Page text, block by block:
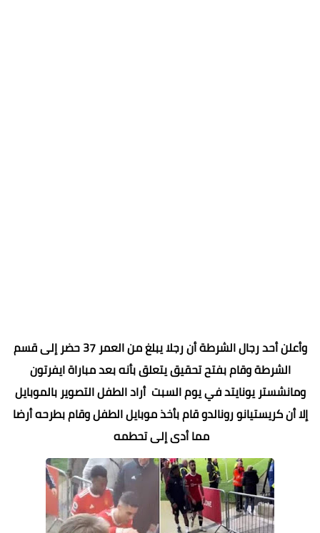
وأعلن أحد رجال الشرطة أن رجلا يبلغ من العمر 37 حضر إلى قسم
الشرطة وقام بفتح تحقيق يتعلق بأنه بعد مباراة ايفرتون
ومانشستر يونايتد في يوم السبت أراد الطفل التصوير بالموبايل
إلا أن كريستيانو رونالدو قام بأخذ موبايل الطفل وقام بطرحه أرضا
مما أدى إلى تحطمه